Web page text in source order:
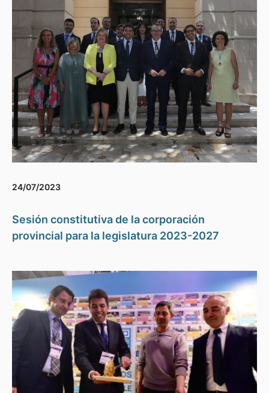
24/07/2023
Sesión constitutiva de la corporación
provincial para la legislatura 2023-2027